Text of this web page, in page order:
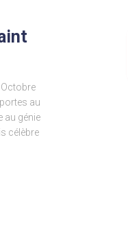
au
au génie
célèbre